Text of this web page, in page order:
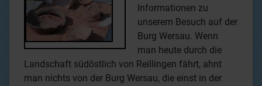
Informationen zu
unserem Besuch auf der
Burg Wersau. Wenn
man heute durch die
Landschaft südöstlich von Reillingen fährt, ahnt
man nichts von der Burg Wersau, die einst in der